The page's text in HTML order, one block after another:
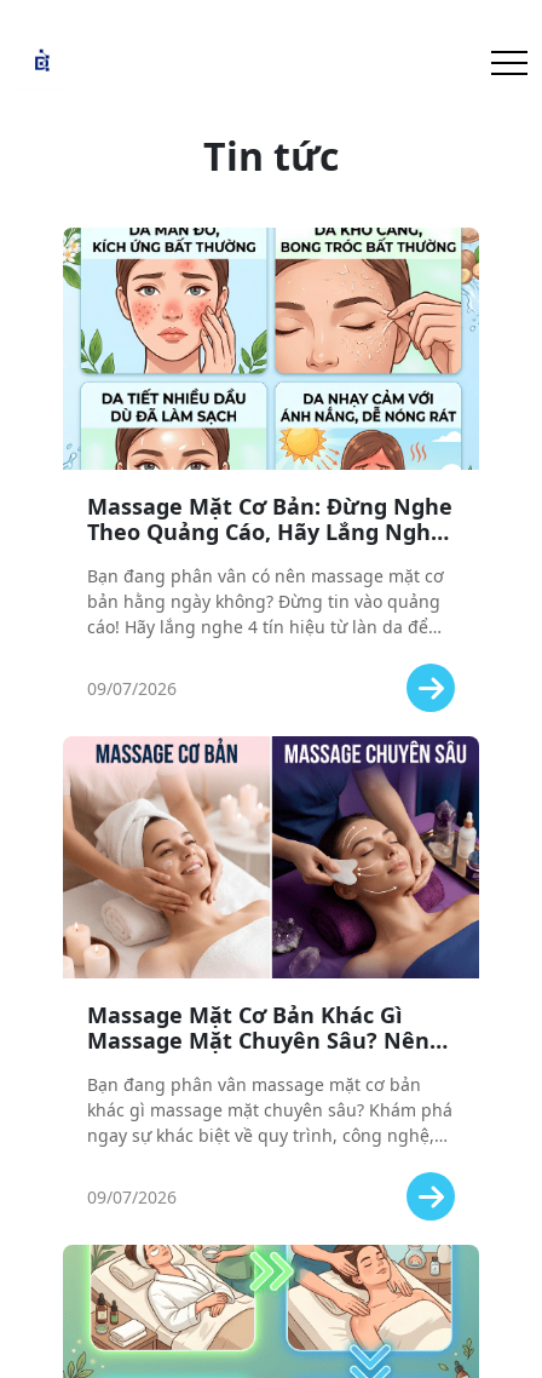
Tin tức
Massage Mặt Cơ Bản: Đừng Nghe
Theo Quảng Cáo, Hãy Lắng Nghe
Bạn đang phân vân có nên massage mặt cơ
bản hằng ngày không? Đừng tin vào quảng
cáo! Hãy lắng nghe 4 tín hiệu từ làn da để
tránh mất tiền oan.
09/07/2026
Massage Mặt Cơ Bản Khác Gì
Massage Mặt Chuyên Sâu? Nên
Bạn?
Bạn đang phân vân massage mặt cơ bản
khác gì massage mặt chuyên sâu? Khám phá
ngay sự khác biệt về quy trình, công nghệ,
phù hợp với nhu cầu và ngân sách của bạn!
09/07/2026